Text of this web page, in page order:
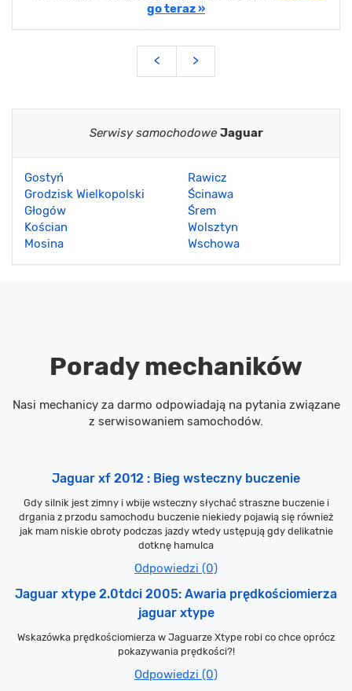
go teraz »
< >
Serwisy samochodowe Jaguar
Gostyń
Grodzisk Wielkopolski
Głogów
Kościan
Mosina
Rawicz
Ścinawa
Śrem
Wolsztyn
Wschowa
Porady mechaników
Nasi mechanicy za darmo odpowiadają na pytania związane
z serwisowaniem samochodów.
Jaguar xf 2012 : Bieg wsteczny buczenie
Gdy silnik jest zimny i wbije wsteczny słychać straszne buczenie i
drgania z przodu samochodu buczenie niekiedy pojawią się również
jak mam niskie obroty podczas jazdy wtedy ustępują gdy delikatnie
dotknę hamulca
Odpowiedzi (0)
Jaguar xtype 2.0tdci 2005: Awaria prędkościomierza
jaguar xtype
Wskazówka prędkościomierza w Jaguarze Xtype robi co chce oprócz
pokazywania prędkości?!
Odpowiedzi (0)